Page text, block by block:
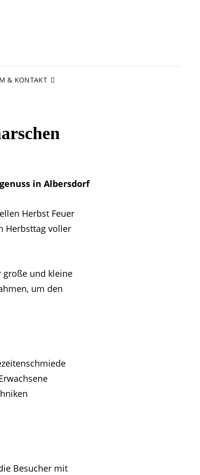
& KONTAKT
in Albersdorf
Herbst Feuer
Herbsttag voller
große und kleine
um den
Besucher mit